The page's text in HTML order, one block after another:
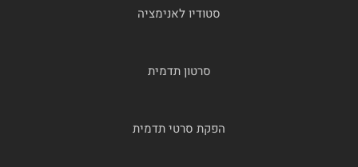
סטודיו לאנימציה
סרטון תדמית
הפקת סרטי תדמית